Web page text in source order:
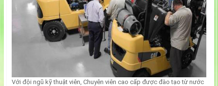
Với đội ngũ kỹ thuật viên, Chuyên viên cao cấp được đào tạo từ nước